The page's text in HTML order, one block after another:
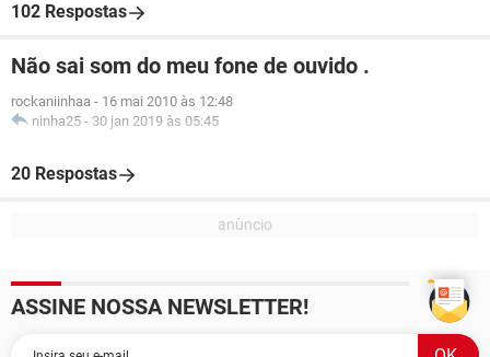
102 Respostas
Não sai som do meu fone de ouvido .
rockaniinhaa - 16 mai 2010 às 12:48
ninha25 - 30 jan 2019 às 05:45
20 Respostas
ASSINE NOSSA NEWSLETTER!